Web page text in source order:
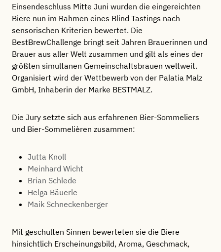
Einsendeschluss Mitte Juni wurden die eingereichten
Biere nun im Rahmen eines Blind Tastings nach
sensorischen Kriterien bewertet. Die
BestBrewChallenge bringt seit Jahren Brauerinnen und
Brauer aus aller Welt zusammen und gilt als eines der
größten simultanen Gemeinschaftsbrauen weltweit.
Organisiert wird der Wettbewerb von der Palatia Malz
GmbH, Inhaberin der Marke BESTMALZ.
Die Jury setzte sich aus erfahrenen Bier-Sommeliers
und Bier-Sommelièren zusammen:
Jutta Knoll
Meinhard Wicht
Brian Schlede
Helga Bäuerle
Maik Schneckenberger
Mit geschulten Sinnen bewerteten sie die Biere
hinsichtlich Erscheinungsbild, Aroma, Geschmack,